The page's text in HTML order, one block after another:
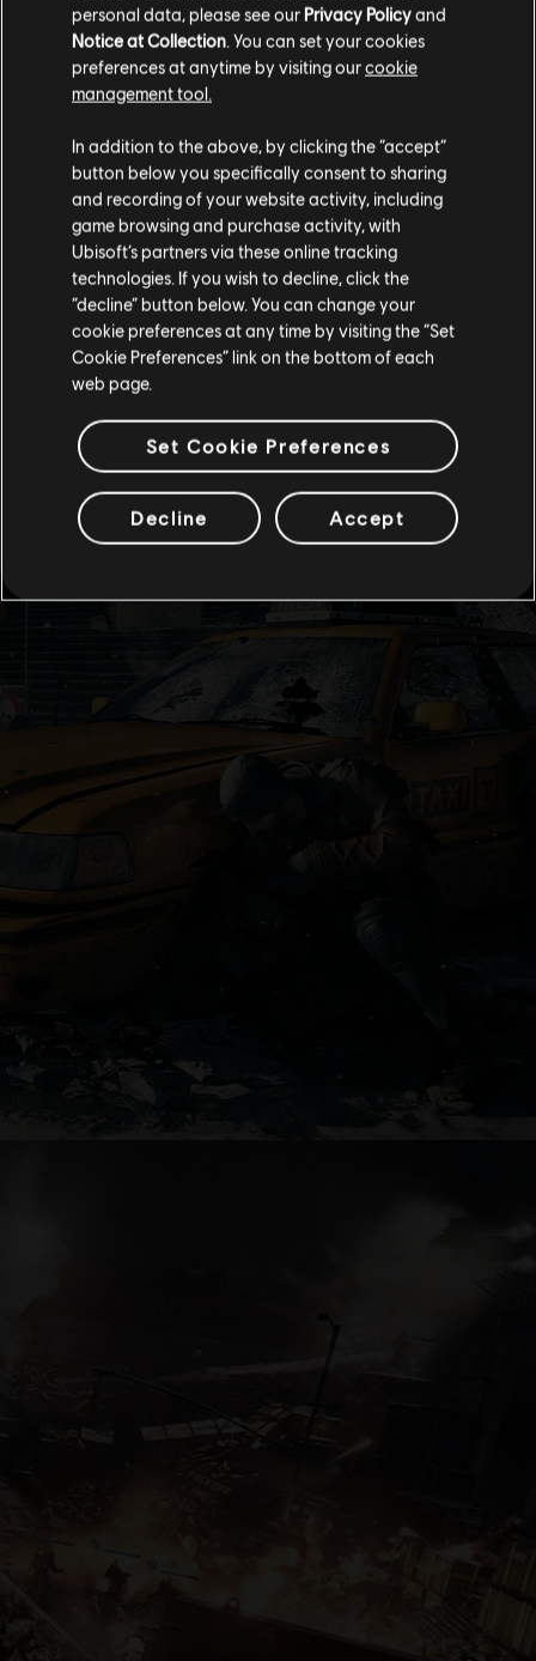
Si vous souhaitez faire un achat, veuillez vous
rendre sur votre Store local.
Rester sur le store actuel
Mettre à jour votre localisation
personal data, please see our Privacy Policyand
Notice at Collection . You can set your cookies
preferences at anytime by visiting ourcookie
management tool.
In addition to the above, by clicking the “accept”
button below you specifically consent to sharing
and recording of your website activity, including
game browsing and purchase activity, with
Ubisoft’s partners via these online tracking
technologies. If you wish to decline, click the
“decline” button below. You can change your
cookie preferences at any time by visiting the “Set
Cookie Preferences” link on the bottom of each
web page.
Set Cookie Preferences
Decline Accept